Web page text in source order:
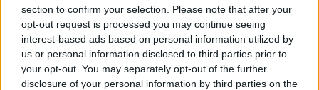
section to confirm your selection. Please note that after your
opt-out request is processed you may continue seeing
interest-based ads based on personal information utilized by
us or personal information disclosed to third parties prior to
your opt-out. You may separately opt-out of the further
disclosure of your personal information by third parties on the
Grândola: Rua de Azinheira dos Barros vai ser repavimentada e
ganhar novos passeios
O Município de Grândola abriu um concurso público, com um
preço base de 145.538,58...
6 Agosto, 2026 - 14:18